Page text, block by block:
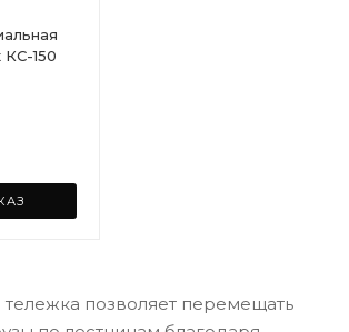
КС-150
тележка позволяет перемещать